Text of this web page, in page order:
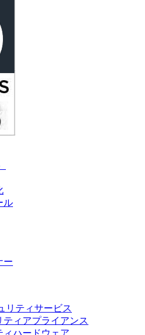
ル
ー
リティサービス
ィアプライアンス